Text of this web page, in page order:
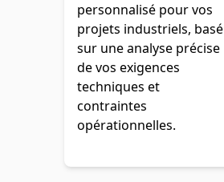
personnalisé pour vos
projets industriels, basé
sur une analyse précise
de vos exigences
techniques et
contraintes
opérationnelles.